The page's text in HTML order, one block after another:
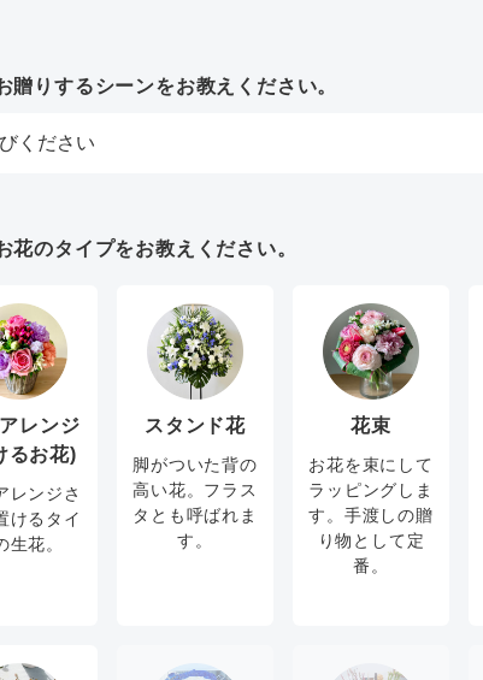
贈りするシーンをお教えください。
花のタイプをお教えください。
レンジ
るお花)
レンジさ
けるタイ
生花。
スタンド花
脚がついた背の
高い花。フラス
タとも呼ばれま
す。
花束
お花を束にして
ラッピングしま
す。手渡しの贈
り物として定
番。